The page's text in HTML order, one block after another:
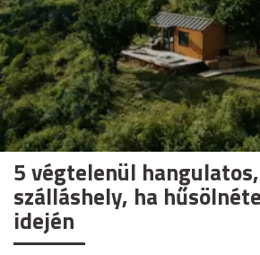
5 végtelenül
szálláshely, ha
idején